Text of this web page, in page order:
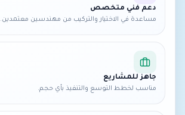
دعم فني متخصص
مساعدة في الاختيار والتركيب من مهندسين معتمدين.
جاهز للمشاريع
مناسب لخطط التوسع والتنفيذ بأي حجم.